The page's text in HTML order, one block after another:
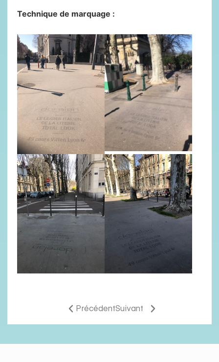
Technique de marquage :
PrécédentSuivant